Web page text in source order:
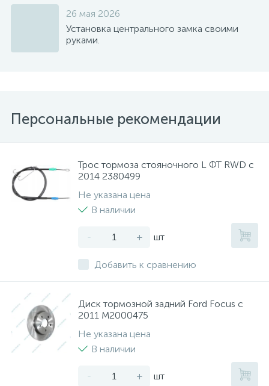
26 мая 2026
Установка центрального замка своими
руками.
Персональные рекомендации
Трос тормоза стояночного L ФТ RWD с
2014 2380499
Не указана цена
В наличии
- + шт
Добавить к сравнению
Диск тормозной задний Ford Focus с
2011 M2000475
Не указана цена
В наличии
- + шт